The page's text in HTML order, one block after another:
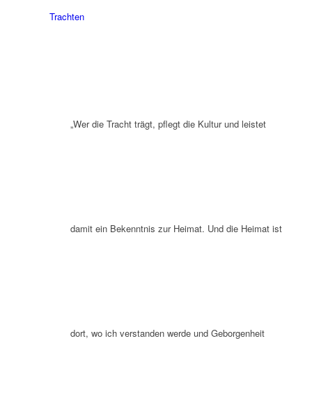
Trachten
„Wer die Tracht trägt, pflegt die Kultur und leistet
damit ein Bekenntnis zur Heimat. Und die Heimat ist
dort, wo ich verstanden werde und Geborgenheit